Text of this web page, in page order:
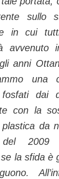
sullo
in cui
avvenuto
anni
una
dai
con la
da
del 2009
la sfida è